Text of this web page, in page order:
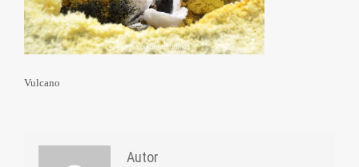
Vulcano
Autor